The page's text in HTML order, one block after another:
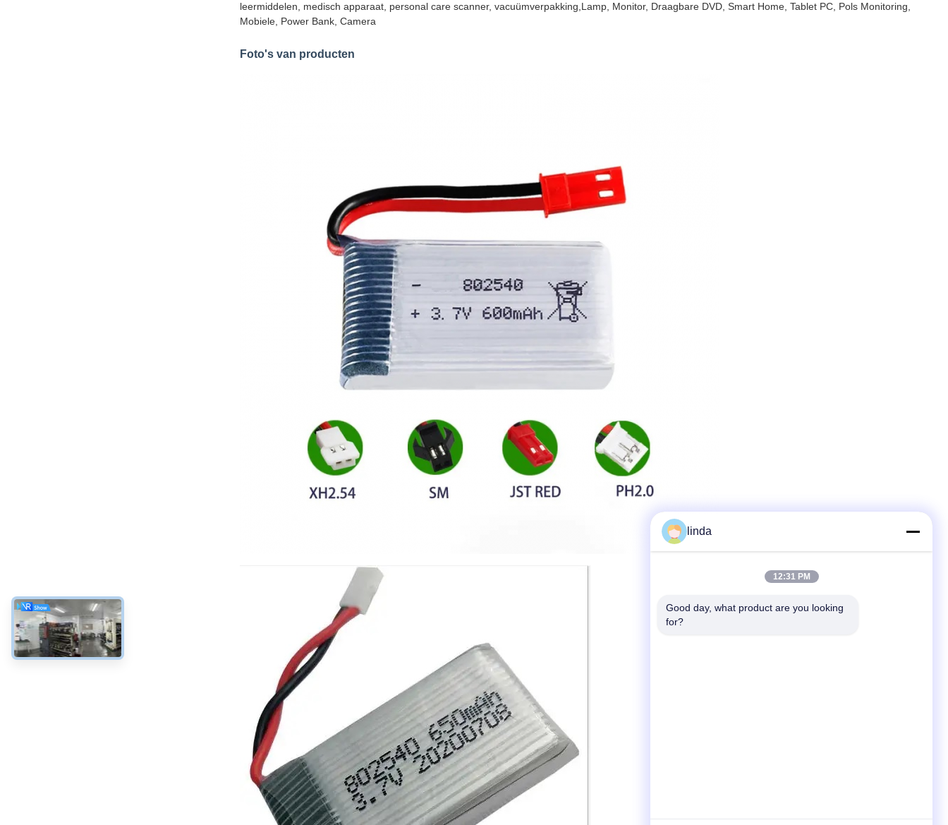
leermiddelen, medisch apparaat, personal care scanner, vacuümverpakking,Lamp, Monitor, Draagbare DVD, Smart Home, Tablet PC, Pols Monitoring,
Mobiele, Power Bank, Camera
Foto's van producten
linda
12:31 PM
Good day, what product are you looking
for?